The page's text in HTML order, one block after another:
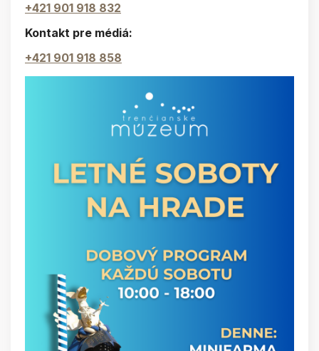
+421 901 918 832
Kontakt pre médiá:
+421 901 918 858